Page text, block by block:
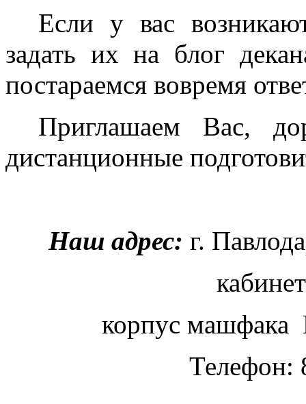
Если у вас
задать их на блог
постараемся вовремя
Приглашаем Вас,
дистанционные
Наш адрес: г.
корпус
Телефон: